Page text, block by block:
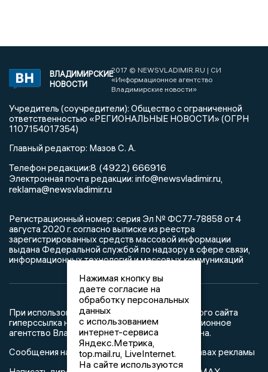
ВЛАДИМИРСКИЕ
НОВОСТИ
2017 © NEWSVLADIMIR.RU | СИ
«Информационное агентство
Владимирские новости»
Учредитель (соучредители): Общество с ограниченной
ответственностью «РЕГИОНАЛЬНЫЕ НОВОСТИ» (ОГРН
1107154017354)
Главный редактор: Мазов С. А.
Телефон редакции:8 (4922) 666916
Электронная почта редакции: info@newsvladimir.ru,
reklama@newsvladimir.ru
Регистрационный номер: серия Эл № ФС77-78858 от 4
августа 2020 г. согласно выписке из реестра
зарегистрированных средств массовой информации
выдана Федеральной службой по надзору в сфере связи,
информационных технологий и массовых коммуникаций
При использовании любого материала с данного сайта
гиперссылка на Сетевое издание «Информационное
агентство Владимирские новости» обязательна.
Сообщения на сером фоне размещены на правах рекламы
Нажимая кнопку вы
даете согласие на
обработку персональных
данных
с использованием
интернет-сервиса
Яндекс.Метрика,
top.mail.ru, LiveInternet.
На сайте используются